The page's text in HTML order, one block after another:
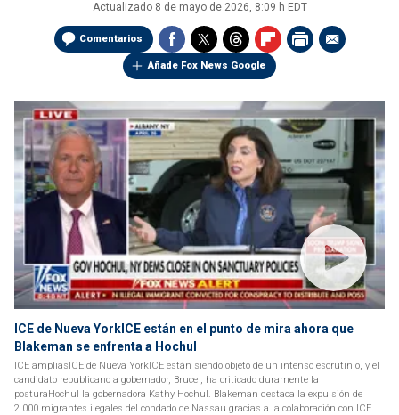
Actualizado 8 de mayo de 2026, 8:09 h EDT
Comentarios
Añade Fox News Google
ICE de Nueva YorkICE están en el punto de mira ahora que
Blakeman se enfrenta a Hochul
ICE ampliasICE de Nueva YorkICE están siendo objeto de un intenso escrutinio, y el
candidato republicano a gobernador, Bruce , ha criticado duramente la
posturaHochul la gobernadora Kathy Hochul. Blakeman destaca la expulsión de
2.000 migrantes ilegales del condado de Nassau gracias a la colaboración con ICE.